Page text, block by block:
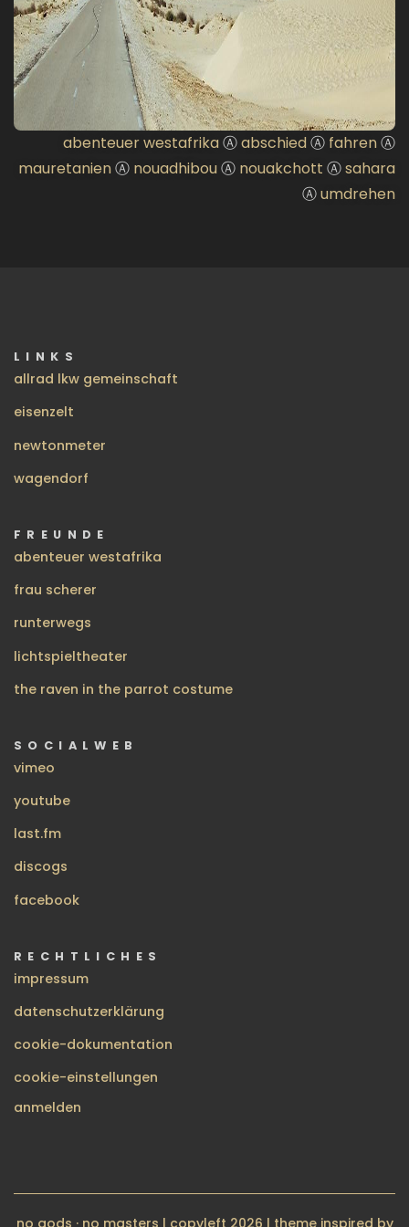
abenteuer westafrikaⒶabschiedⒶ fahrenⒶ
mauretanienⒶ nouadhibouⒶ nouakchott Ⓐsahara
Ⓐumdrehen
LINKS
allrad lkw gemeinschaft
eisenzelt
newtonmeter
wagendorf
FREUNDE
abenteuer westafrika
frau scherer
runterwegs
lichtspieltheater
the raven in the parrot costume
SOCIALWEB
vimeo
youtube
last.fm
discogs
facebook
RECHTLICHES
impressum
datenschutzerklärung
cookie-dokumentation
cookie-einstellungen
BENUTZERMENÜ
anmelden